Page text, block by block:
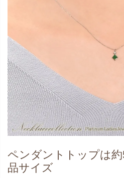
ペンダントトップは
品サイズ